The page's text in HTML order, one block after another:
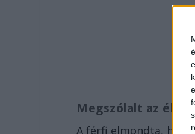
Megszólalt az
A férfi elmondta,